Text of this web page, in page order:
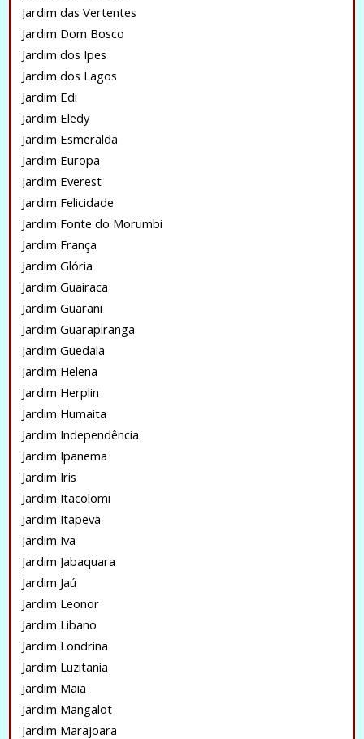
Jardim das Vertentes
Jardim Dom Bosco
Jardim dos Ipes
Jardim dos Lagos
Jardim Edi
Jardim Eledy
Jardim Esmeralda
Jardim Europa
Jardim Everest
Jardim Felicidade
Jardim Fonte do Morumbi
Jardim França
Jardim Glória
Jardim Guairaca
Jardim Guarani
Jardim Guarapiranga
Jardim Guedala
Jardim Helena
Jardim Herplin
Jardim Humaita
Jardim Independência
Jardim Ipanema
Jardim Iris
Jardim Itacolomi
Jardim Itapeva
Jardim Iva
Jardim Jabaquara
Jardim Jaú
Jardim Leonor
Jardim Libano
Jardim Londrina
Jardim Luzitania
Jardim Maia
Jardim Mangalot
Jardim Marajoara